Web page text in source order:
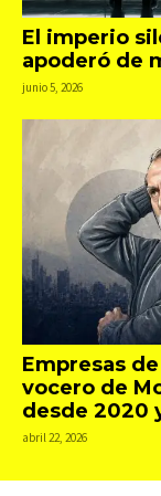
El imperio
apoderó de
junio 5, 2026
Empresas
vocero de
desde 2020
abril 22, 2026